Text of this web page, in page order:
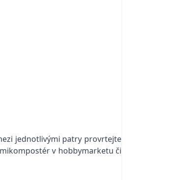
jednotlivými patry provrtejte
v hobbymarketu či